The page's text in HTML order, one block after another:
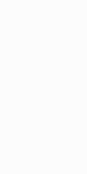
て的確なサービ